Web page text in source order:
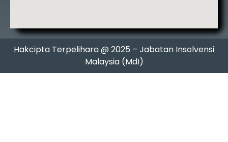
Hakcipta Terpelihara @ 2025 – Jabatan Insolvensi
Malaysia (MdI)